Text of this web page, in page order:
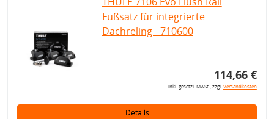
Fußsatz für integrierte
Dachreling - 710600
114,66 €
inkl. gesetzl. MwSt., zzgl.Versandkosten
Details